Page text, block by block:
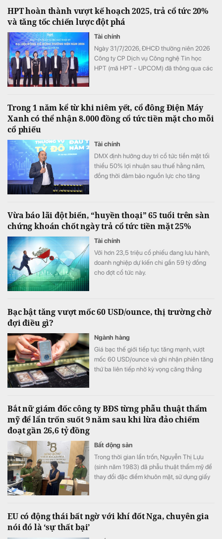
HPT hoàn thành vượt kế hoạch 2025, trả cổ tức 20%
và tăng tốc chiến lược đột phá
Tài chính
Ngày 31/7/2026, ĐHCĐ thường niên 2026
Công ty CP Dịch vụ Công nghệ Tin học
HPT (mã HPT - UPCOM) đã thông qua các
là 20%, xác định năm 2026 tăng tốc triển
khai Chiến lược Đột phá giai đoạn 2025–
Trong 1 năm kể từ khi niêm yết, cổ đông Điện Máy
Xanh có thể nhận 8.000 đồng cổ tức tiền mặt cho mỗi
cổ phiếu
Tài chính
DMX định hướng duy trì cổ tức tiền mặt tối
thiểu 50% lợi nhuận sau thuế hằng năm,
đồng thời đảm bảo nguồn lực cho tăng
Vừa báo lãi đột biến, “huyền thoại” 65 tuổi trên sàn
chứng khoán chốt ngày trả cổ tức tiền mặt 25%
Tài chính
Với hơn 23,5 triệu cổ phiếu đang lưu hành,
doanh nghiệp dự kiến chi gần 59 tỷ đồng
cho đợt cổ tức này.
Bạc bật tăng vượt mốc 60 USD/ounce, thị trường chờ
đợi điều gì?
Ngành hàng
Giá bạc thế giới tiếp tục tăng mạnh, vượt
mốc 60 USD/ounce và ghi nhận phiên tăng
thứ ba liên tiếp nhờ kỳ vọng căng thẳng
Bắt nữ giám đốc công ty BĐS từng phẫu thuật thẩm
mỹ để lẩn trốn suốt 9 năm sau khi lừa đảo chiếm
đoạt gần 26,6 tỷ đồng
Bất động sản
Trong thời gian lẩn trốn, Nguyễn Thị Lựu
(sinh năm 1983) đã phẫu thuật thẩm mỹ để
thay đổi đặc điểm khuôn mặt, sử dụng giấy
tìm, lực lượng công an đã phát hiện và bắt
EU có động thái bất ngờ với khí đốt Nga, chuyên gia
nói đó là ‘sự thất bại’